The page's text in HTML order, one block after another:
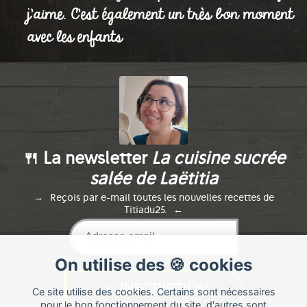
Publié le 17/04/2021 à 11:48
j'aime. C'est également un très bon moment
avec les enfants
On utilise des 🍪 cookies
Ce site utilise des cookies. Certains sont nécessaires
pour le bon fonctionnement du site, d'autres sont
🍴 La newsletter La cuisine sucrée
salée de Laëtitia
Reçois par e-mail toutes les nouvelles recettes de
Titiadu25.